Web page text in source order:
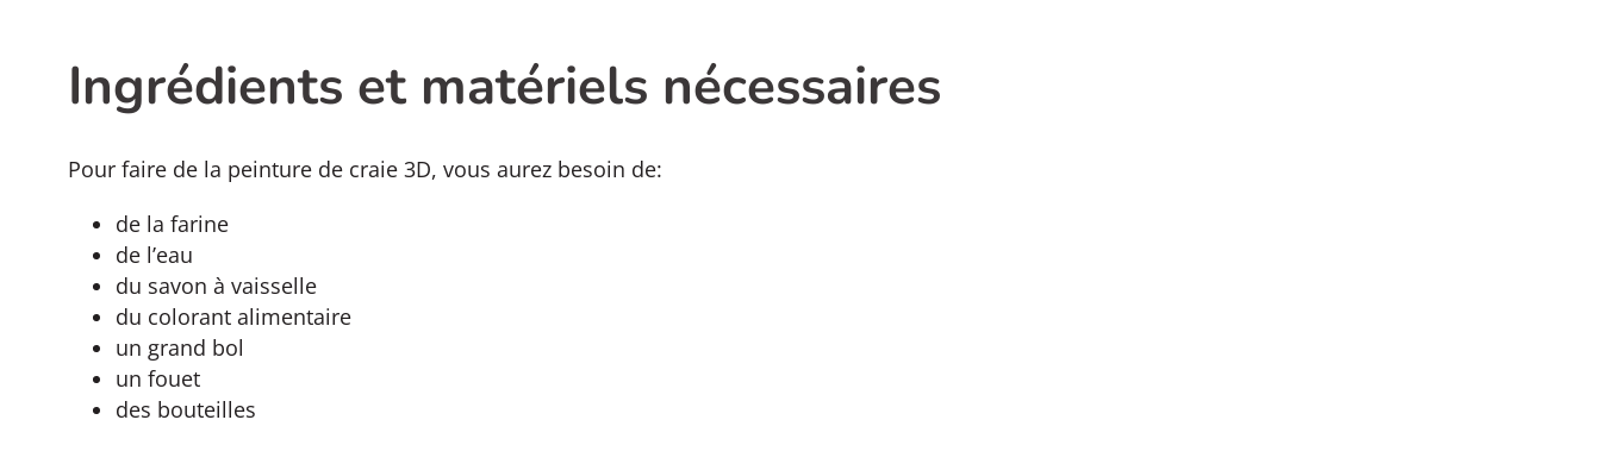
Ingrédients et matériels nécessaires
Pour faire de la peinture de craie 3D, vous aurez besoin de:
de la farine
de l’eau
du savon à vaisselle
du colorant alimentaire
un grand bol
un fouet
des bouteilles